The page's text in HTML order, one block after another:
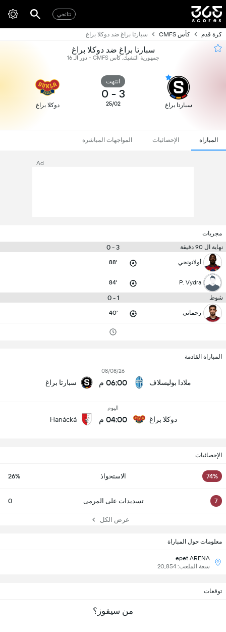
نتائجي
كرة قدم كأس CMFS سبارتا براغ ضد دوكلا براغ
سبارتا براغ ضد دوكلا براغ
جمهورية التشيك, كأس CMFS - دور الـ 16
سبارتا براغ
انتهت
3
-
0
25/02 دوكلا براغ
المباراة الإحصائيات المواجهات المباشرة
Ad
مجريات
نهاية ال 90 دقيقة
3 - 0
أولاتونجي 88'
P. Vydra
84'
شوط 1 - 0
رحماني 40'
المباراة القادمة
ملادا بوليسلاف
08/08/26
06:00 م سبارتا براغ
دوكلا براغ
اليوم
04:00 م Hanácká
الإحصائيات
74% الاستحواذ 26%
7 تسديدات على المرمى 0
عرض الكل
معلومات حول المباراة
epet ARENA
سعة الملعب: 20,854
توقعات
من سيفوز؟